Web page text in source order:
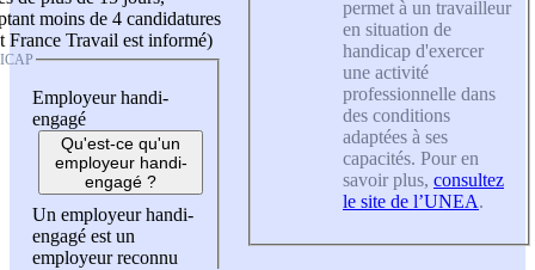
moins de 4 candidatures
France Travail est informé)
Employeur handi-
engagé
Qu'est-ce qu'un
employeur handi-
engagé ?
Un employeur handi-
engagé est un
employeur reconnu
permet à un travailleur
en situation de
handicap d'exercer
une activité
professionnelle dans
des conditions
adaptées à ses
capacités. Pour en
savoir plus, consultez
le site de l’UNEA.